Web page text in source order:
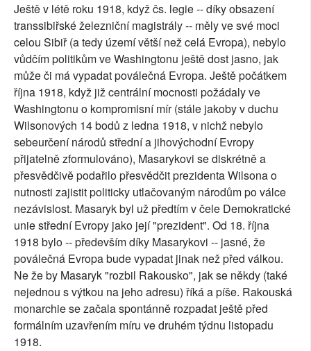
Ještě v létě roku 1918, když čs. legie -- díky obsazení
transsibiřské železniční magistrály -- měly ve své moci
celou Sibiř (a tedy území větší než celá Evropa), nebylo
vůdčím politikům ve Washingtonu ještě dost jasno, jak
může či má vypadat poválečná Evropa. Ještě počátkem
října 1918, když již centrální mocnosti požádaly ve
Washingtonu o kompromisní mír (stále jakoby v duchu
Wilsonových 14 bodů z ledna 1918, v nichž nebylo
sebeurčení národů střední a jihovýchodní Evropy
přijatelně zformulováno), Masarykovi se diskrétně a
přesvědčivě podařilo přesvědčit prezidenta Wilsona o
nutnosti zajistit politicky utlačovaným národům po válce
nezávislost. Masaryk byl už předtím v čele Demokratické
unie střední Evropy jako její "prezident". Od 18. října
1918 bylo -- především díky Masarykovi -- jasné, že
poválečná Evropa bude vypadat jinak než před válkou.
Ne že by Masaryk "rozbil Rakousko", jak se někdy (také
nejednou s výtkou na jeho adresu) říká a píše. Rakouská
monarchie se začala spontánně rozpadat ještě před
formálním uzavřením míru ve druhém týdnu listopadu
1918.